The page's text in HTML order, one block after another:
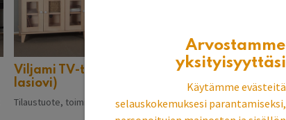
Viljami TV-taso (6-ovi
lasiovi)
Tilaustuote, toimitusaika 8-10 vk
Viljami TV-taso (6-ovi
puuovi)
tilaustuote, toimitusaika 8-10 vk
Arvostamme
yksityisyyttäsi
Käytämme evästeitä
selauskokemuksesi parantamiseksi,